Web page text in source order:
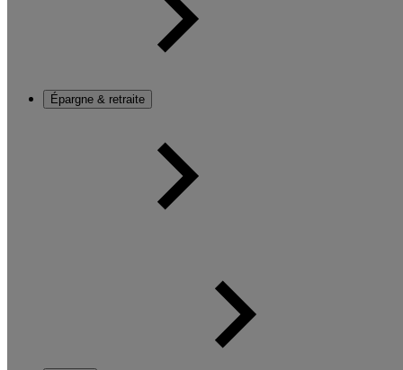
Épargne & retraite